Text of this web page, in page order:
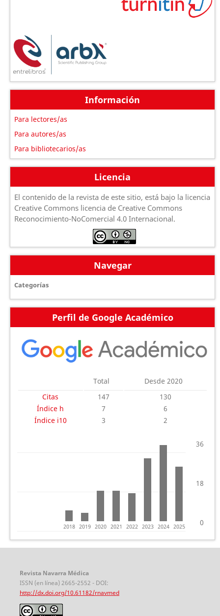
Información
Para lectores/as
Para autores/as
Para bibliotecarios/as
Licencia
El contenido de la revista de este sitio, está bajo la licencia
Creative Commons licencia de Creative Commons
Reconocimiento-NoComercial 4.0 Internacional.
Navegar
Categorías
Perfil de Google Académico
Total
Desde 2020
Citas
147
130
Índice h
7
6
Índice i10
3 2
0
36
18
2018 2019 2020 2021 2022 2023 2024 2025
Revista Navarra Médica
ISSN (en línea) 2665-2552 - DOI:
http://dx.doi.org/10.61182/rnavmed